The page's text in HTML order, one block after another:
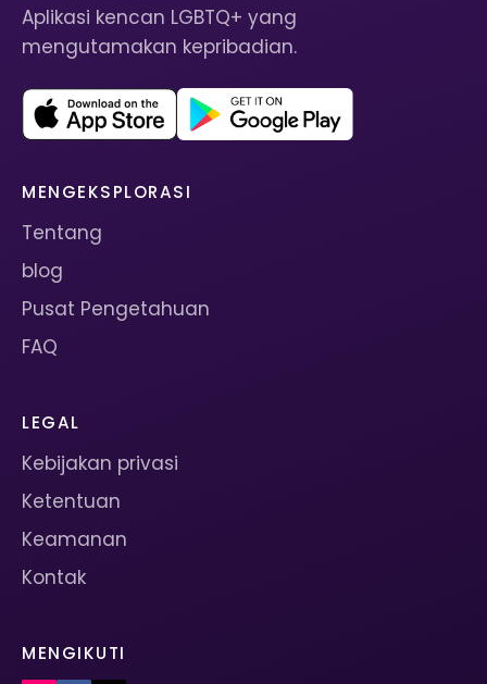
Aplikasi kencan LGBTQ+ yang
mengutamakan kepribadian.
MENGEKSPLORASI
Tentang
blog
Pusat Pengetahuan
FAQ
LEGAL
Kebijakan privasi
Ketentuan
Keamanan
Kontak
MENGIKUTI